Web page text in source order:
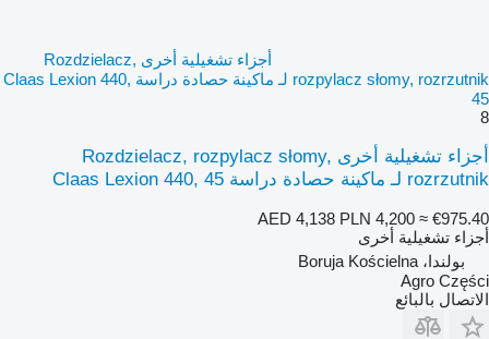
أجزاء تشغيلية أخرى Rozdzielacz,
rozpylacz słomy, rozrzutnik لـ ماكينة حصادة دراسة Claas Lexion 440,
45
8
أجزاء تشغيلية أخرى Rozdzielacz, rozpylacz słomy,
rozrzutnik لـ ماكينة حصادة دراسة Claas Lexion 440, 45
AED 4,138 PLN 4,200 ≈ €975.40
أجزاء تشغيلية أخرى
بولندا، Boruja Kościelna
Agro Części
الاتصال بالبائع